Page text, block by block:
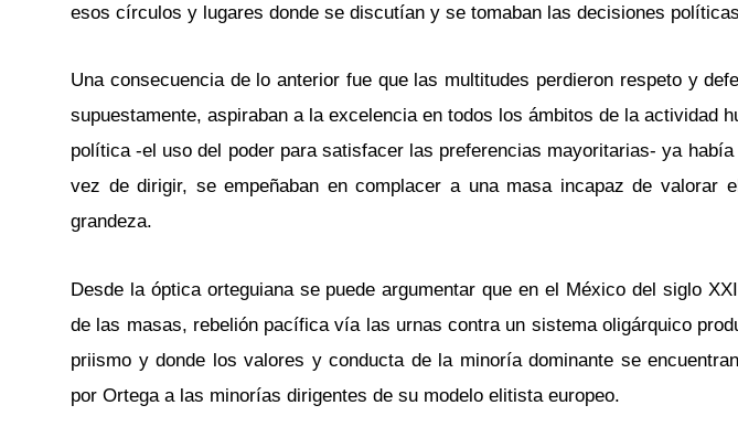
esos círculos y lugares donde se discutían y se tomaban las decisiones
Una consecuencia de lo anterior fue que las multitudes perdieron respeto y
supuestamente, aspiraban a la excelencia en todos los ámbitos de la actividad
política -el uso del poder para satisfacer las preferencias mayoritarias- ya
vez de dirigir, se empeñaban en complacer a una masa incapaz de valorar
grandeza.
Desde la óptica orteguiana se puede argumentar que en el México del siglo
de las masas, rebelión pacífica vía las urnas contra un sistema oligárquico
priismo y donde los valores y conducta de la minoría dominante se
por Ortega a las minorías dirigentes de su modelo elitista europeo.